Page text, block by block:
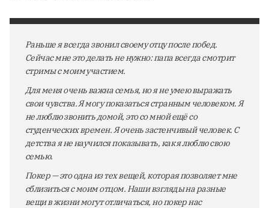
Раньше я всегда звонил своему отцу после побед.
Сейчас мне это делать не нужно: папа всегда смотрит
стримы с моим участием.
Для меня очень важна семья, но я не умею выражать
свои чувства. Я могу показаться странным человеком. Я
не люблю звонить домой, это со мной ещё со
студенческих времен. Я очень застенчивый человек. С
детства я не научился показывать, как я люблю свою
семью.
Покер — это одна из тех вещей, которая позволяет мне
сблизиться с моим отцом. Наши взгляды на разные
вещи в жизни могут отличаться, но покер нас